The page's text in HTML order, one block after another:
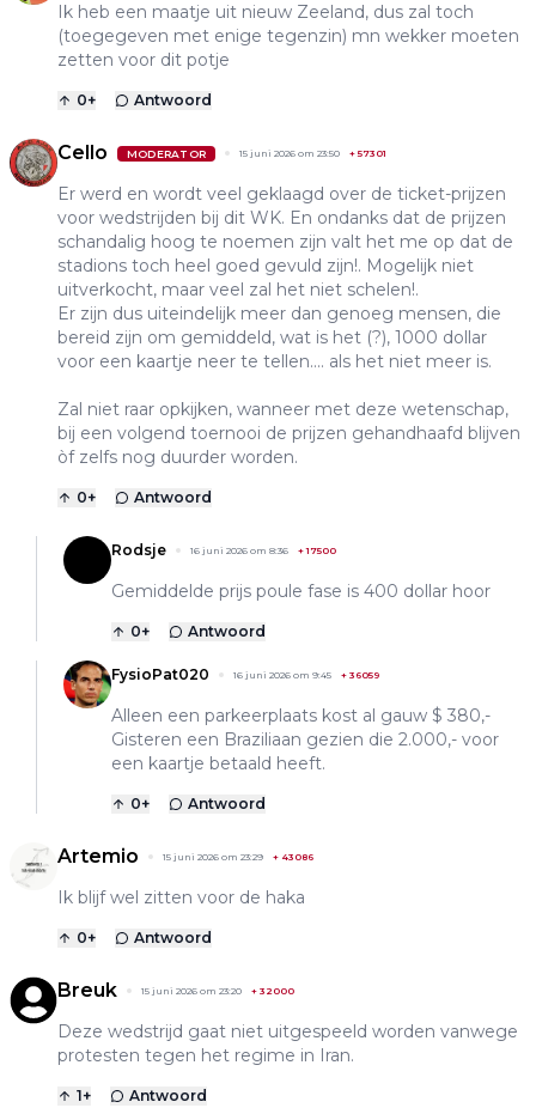
Ik heb een maatje uit nieuw Zeeland, dus zal toch
(toegegeven met enige tegenzin) mn wekker moeten
zetten voor dit potje
0+ Antwoord
Cello MODERATOR 15 juni 2026 om 23:50 +57301
Er werd en wordt veel geklaagd over de ticket-prijzen
voor wedstrijden bij dit WK. En ondanks dat de prijzen
schandalig hoog te noemen zijn valt het me op dat de
stadions toch heel goed gevuld zijn!. Mogelijk niet
uitverkocht, maar veel zal het niet schelen!.
Er zijn dus uiteindelijk meer dan genoeg mensen, die
bereid zijn om gemiddeld, wat is het (?), 1000 dollar
voor een kaartje neer te tellen.... als het niet meer is.
Zal niet raar opkijken, wanneer met deze wetenschap,
bij een volgend toernooi de prijzen gehandhaafd blijven
òf zelfs nog duurder worden.
0+ Antwoord
Rodsje 16 juni 2026 om 8:36 +17500
Gemiddelde prijs poule fase is 400 dollar hoor
0+ Antwoord
FysioPat020 16 juni 2026 om 9:45 + 36059
Alleen een parkeerplaats kost al gauw $ 380,-
Gisteren een Braziliaan gezien die 2.000,- voor
een kaartje betaald heeft.
0+ Antwoord
Artemio 15 juni 2026 om 23:29 + 43086
Ik blijf wel zitten voor de haka
0+ Antwoord
Breuk 15 juni 2026 om 23:20 + 32000
Deze wedstrijd gaat niet uitgespeeld worden vanwege
protesten tegen het regime in Iran.
1+ Antwoord